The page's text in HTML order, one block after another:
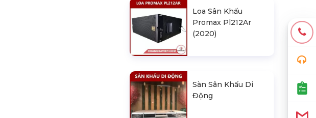
Loa Sân Khấu
Promax Pl212Ar
(2020)
Sàn Sân Khấu Di
Động